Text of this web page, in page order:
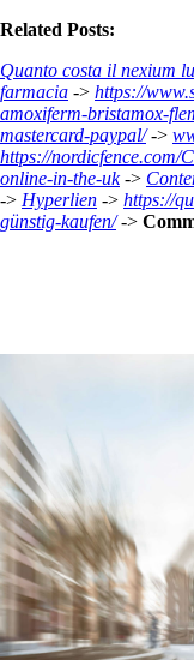
Related Posts:
Quanto costa il nexium
farmacia -> https://
amoxiferm-bristamox-
mastercard-paypal/->
https://nordicfence.com/
online-in-the-uk->
-> Hyperlien -> https://
günstig-kaufen/->